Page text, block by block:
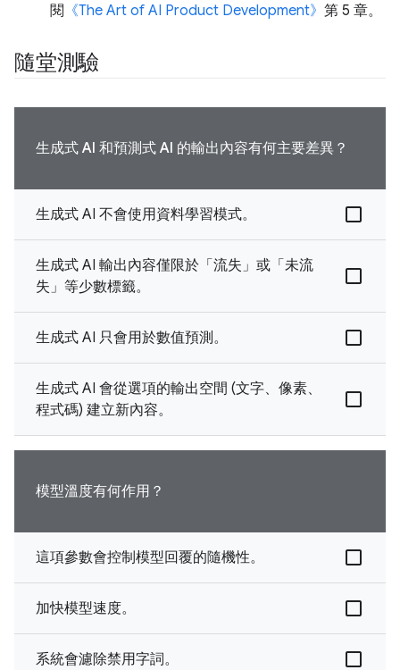
閱 《The Art of AI Product Development》 第 5 章。
隨堂測驗
生成式 AI 和預測式 AI 的輸出內容有何主要差異？
生成式 AI 不會使用資料學習模式。
生成式 AI 輸出內容僅限於「流失」或「未流
失」等少數標籤。
生成式 AI 只會用於數值預測。
生成式 AI 會從選項的輸出空間 (文字、像素、
程式碼) 建立新內容。
模型溫度有何作用？
這項參數會控制模型回覆的隨機性。
加快模型速度。
系統會濾除禁用字詞。